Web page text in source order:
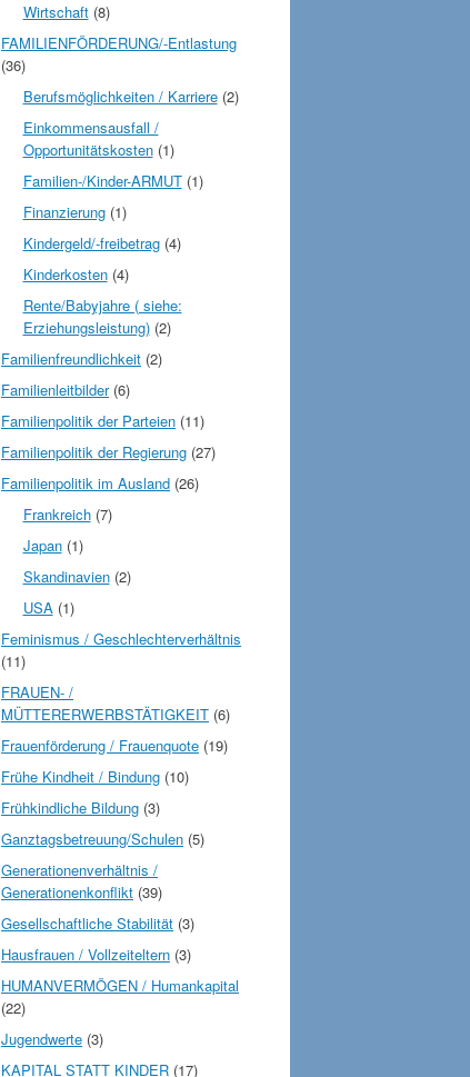
Wirtschaft(8)
FAMILIENFÖRDERUNG/-Entlastung
(36)
Berufsmöglichkeiten / Karriere(2)
Einkommensausfall /
Opportunitätskosten(1)
Familien-/Kinder-ARMUT(1)
Finanzierung(1)
Kindergeld/-freibetrag(4)
Kinderkosten(4)
Rente/Babyjahre ( siehe:
Erziehungsleistung)(2)
Familienfreundlichkeit (2)
Familienleitbilder(6)
Familienpolitik der Parteien (11)
Familienpolitik der Regierung (27)
Familienpolitik im Ausland (26)
Frankreich(7)
Japan(1)
Skandinavien(2)
USA(1)
Feminismus / Geschlechterverhältnis
(11)
FRAUEN- /
MÜTTERERWERBSTÄTIGKEIT (6)
Frauenförderung / Frauenquote (19)
Frühe Kindheit / Bindung (10)
Frühkindliche Bildung (3)
Ganztagsbetreuung/Schulen (5)
Generationenverhältnis /
Generationenkonflikt (39)
Gesellschaftliche Stabilität (3)
Hausfrauen / Vollzeiteltern (3)
HUMANVERMÖGEN / Humankapital
(22)
Jugendwerte (3)
KAPITAL STATT KINDER (17)